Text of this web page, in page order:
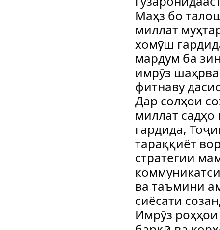
Маҳз бо
миллат
хомӯш
мардум ба
имрӯз
фитнаву
Дар солҳои
миллат
гардида,
тараққиёт
стратегии
ва таъмини
сиёсати
Имрӯз